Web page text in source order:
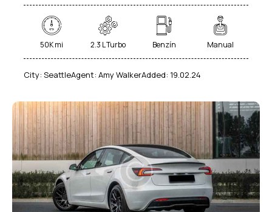
50K mi 2.3 L Turbo Benzín Manual
City: SeattleAgent: Amy WalkerAdded: 19.02.24